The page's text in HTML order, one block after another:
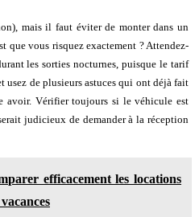
mais il faut éviter de monter dans un
que vous risquez exactement ? Attendez-
les sorties nocturnes, puisque le tarif
usez de plusieurs astuces qui ont déjà fait
avoir. Vérifier toujours si le véhicule est
judicieux de demander à la réception
efficacement les locations